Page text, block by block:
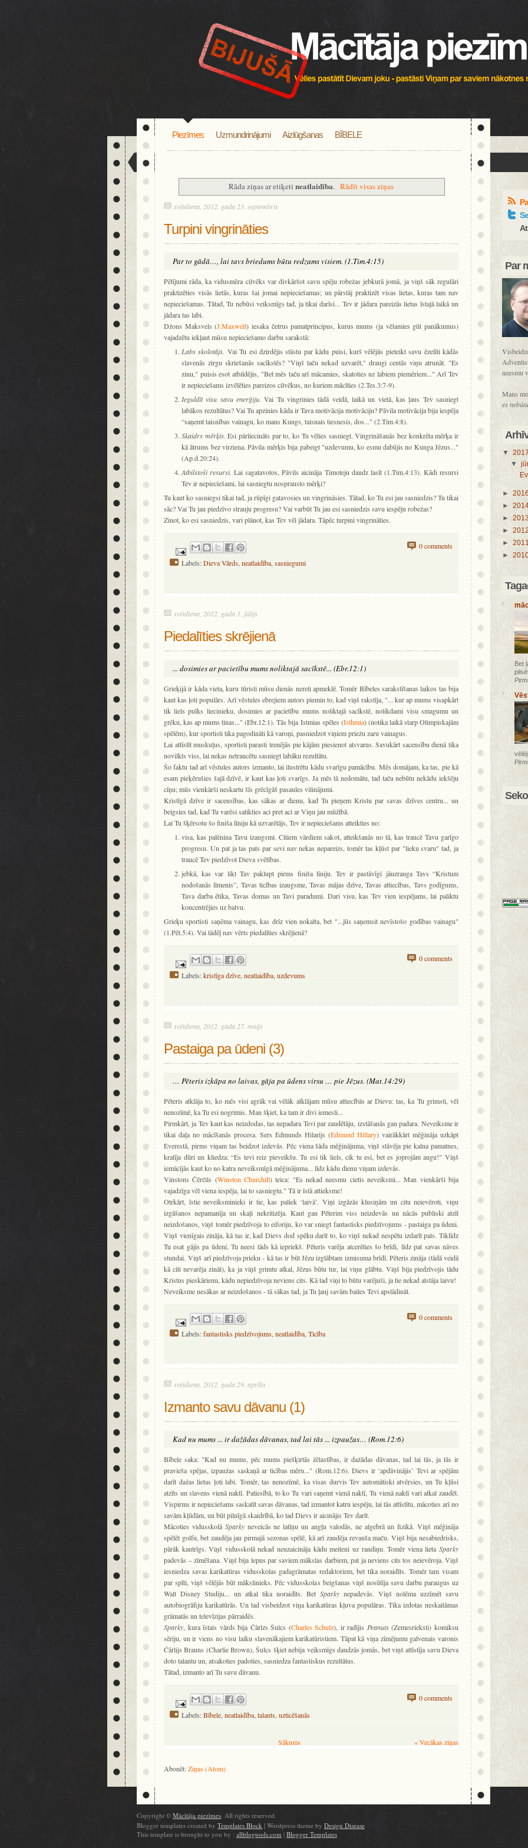
Piezīmes Uzmundrinājumi Aizlūgšanas BĪBELE
Rāda ziņas ar etiķetineatlaidība. Rādīt visas ziņas
svētdiena, 2012. gada 23. septembris
Turpini vingrināties
Par to gādā…, lai tavs briedums būtu redzams visiem. (1.Tim.4:15)
Pētījumi rāda, ka vidusmēra cilvēks var divkāršot savu spēju robežas jebkurā jomā, ja viņš sāk regulāri
praktizēties visās lietās, kuras šai jomai nepieciešamas; un pārstāj praktizēt visas lietas, kuras tam nav
nepieciešamas. Tātad, Tu nebūsi veiksmīgs tad, ja tikai darīsi... Tev ir jādara pareizās lietas īstajā laikā un
jādara tas labi.
Džons Maksvels (J.Maxwell) iesaka četrus pamatprincipus, kurus mums (ja vēlamies gūt panākumus)
vajadzētu iekļaut mūsu nepieciešamo darbu sarakstā:
Labs skolotājs. Vai Tu esi dzirdējis stāstu par kādu puisi, kurš vēlējās pieteikt savu ēzelīti kādās
slavenās zirgu skriešanās sacīkstēs? "Viņš taču nekad uzvarēt," draugi centās viņu atrunāt. "Es
zinu," puisis esot atbildējis, "Bet mēs taču arī mācamies, skatoties uz labiem piemēriem..." Arī Tev
ir nepieciešams izvēlēties pareizos cilvēkus, no kuriem mācīties (2.Tes.3:7-9).
Ieguldīt visu savu enerģiju. Vai Tu vingrinies tādā veidā, laikā un vietā, kas ļaus Tev sasniegt
labākos rezultātus? Vai Tu apzinies kāda ir Tava motivācija motivāciju? Pāvila motivācija bija iespēja
“saņemt taisnības vainagu, ko mans Kungs, taisnais tiesnesis, dos..." (2.Tim.4:8).
Skaidrs mērķis. Esi pārliecināts par to, ko Tu vēlies sasniegt. Vingrināšanās bez konkrēta mērķa ir
kā ātrums bez virziena. Pāvila mērķis bija pabeigt "uzdevumu, ko esmu dabūjis no Kunga Jēzus..."
(Ap.d.20:24).
Atbilstoši resursi. Lai sagatavotos, Pāvils aicināja Timoteju daudz lasīt (1.Tim.4:13). Kādi resursi
Tev ir nepieciešami, lai sasniegtu nosprausto mērķi?
Tu kaut ko sasniegsi tikai tad, ja rūpīgi gatavosies un vingrināsies. Tātad, ko Tu esi jau sasniedzis? Tu tikai
sāc? Vai Tu jau piedzīvo strauju progresu? Vai varbūt Tu jau esi sasniedzis savu iespēju robežas?
Zinot, ko esi sasniedzis, vari plānot, kas Tev vēl jādara. Tāpēc turpini vingrināties.
0 comments
Labels:Dieva Vārds neatlaidība sasniegumi
svētdiena, 2012. gada 1. jūlijs
Piedalīties skrējienā
... dosimies ar pacietību mums noliktajā sacīkstē... (Ebr.12:1)
Grieķijā ir kāda vieta, kuru tūristi mūsu dienās nereti apmeklē. Tomēr Bībeles sarakstīšanas laikos tas bija
kaut kas ļoti populārs. Arī vēstules ebrejiem autors piemin to, kad viņš rakstīja, "... kur ap mums visapkārt
tik liels pulks liecinieku, dosimies ar pacietību mums noliktajā sacīkstē, nolikdami visu smagumu un
grēku, kas ap mums tinas..." (Ebr.12:1). Tās bija Istmias spēles (Isthmia) (notika laikā starp Olimpiskajām
spēlēm), kur sportisti tika pagodināti kā varoņi, pasniedzot viņiem priežu zaru vainagus.
Lai attīstīt muskuļus, sportisti parasti trenējās pie kājām piesienot atsvarus. Savukārt sacensību dienā tika
novilkts viss, lai nekas netraucētu sasniegt labāku rezultātu.
Šo faktu tad arī vēstules autors izmanto, lai ilustrētu kādu svarīgu pamācību. Mēs domājam, ka tas, pie kā
esam pieķērušies šajā dzīvē, ir kaut kas ļoti svarīgs. Ja mēs tā nedomātu, tad taču nebūtu nekādu iekšēju
cīņu; mūs vienkārši neskartu šīs grēcīgāš pasaules vilinājumi.
Kristīgā dzīve ir sacensības, kas sākas ar dienu, kad Tu pieņem Kristu par savas dzīves centru... un
beigsies tad, kad Tu varēsi satikties aci pret aci ar Viņu jau mūžībā.
Lai Tu šķērsotu šo finiša līniju kā uzvarētājs, Tev ir nepieciešams atteikties no:
visa, kas palēnina Tavu izaugsmi. Citiem vārdiem sakot, atteikšanās no tā, kas traucē Tavu garīgo
progresu. Un pat ja tas pats par sevi nav nekas nepareizs, tomēr tas kļūst par "lieku svaru" tad, ja
traucē Tev piedzīvot Dieva svētības.
jebkā, kas var likt Tav paklupt pirms finiša līniju. Tev ir pastāvīgi jāuzrauga Tavs “Kristum
nodošanās līmenis”, Tavas ticības izaugsme, Tavas mājas dzīve, Tavas attiecības, Tavs godīgums,
Tava darba ētika, Tavas domas un Tavi paradumi. Dari visu, kas Tev vien iespējams, lai paliktu
koncentrējies uz balvu.
Grieķu sportisti saņēma vainagu, kas drīz vien nokalta, bet "...jūs saņemsit nevīstošo godības vainagu"
(1.Pēt.5:4). Vai tādēļ nav vērts piedalīties skrējienā?
0 comments
Labels:kristīga dzīve neatlaidība uzdevums
svētdiena, 2012. gada 27. maijs
Pastaiga pa ūdeni (3)
… Pēteris izkāpa no laivas, gāja pa ūdens virsu … pie Jēzus. (Mat.14:29)
Pēteris atklāja to, ko mēs visi agrāk vai vēlāk atklājam mūsu attiecībās ar Dievu: tas, ka Tu grimsti, vēl
nenozīmē, ka Tu esi nogrimis. Man šķiet, ka tam ir divi iemesli...
Pirmkārt, ja Tev kaut kas neizdodas, tas nepadara Tevi par zaudētāju, izstāšanās gan padara. Neveiksme ir
tikai daļa no mācīšanās procesa. Sers Edmunds Hilarijs (Edmund Hillary) vairākkārt mēģināja uzkāpt
Everestā, pirms viņam tas beidzot izdevās. Pēc viena šāda mēģinājuma, viņš stāvēja pie kalna pamatnes,
kratīja dūri un kliedza: “Es tevi reiz pieveikšu. Tu esi tik liels, cik tu esi, bet es joprojām augu!" Viņš
iemācījās kaut ko no katra neveiksmīgā mēģinājuma... līdz kādu dienu viņam izdevās.
Vinstons Čērčils (Winston Churchill) teica: "Es nekad neesmu cietis neveiksmi... Man vienkārši bija
vajadzīga vēl viena iespēja, lai to sasniegtu." Tā ir īstā attieksme!
Otrkārt, īstie neveiksminieki ir tie, kas paliek ‘laivā’. Viņi izgāzās klusiņām un citu neievēroti, viņu
izgāšanos nepamanīja un skaļi nekritizēja. Kaut gan Pēterim viss neizdevās un nācās publiski atzīt
neizdošanos, viņš tomēr piedzīvoja to eiforiju, ko var sniegt fantastisks piedzīvojums - pastaiga pa ūdeni.
Viņš vienīgais zināja, kā tas ir, kad Dievs dod spēku darīt to, ko viņš nekad nespētu izdarīt pats. Tiklīdz
Tu esat gājis pa ūdeni, Tu neesi tāds kā iepriekš. Pēteris varēja atcerēties šo brīdi, līdz pat savas nāves
stundai. Viņš arī piedzīvoja prieku - kā tas ir būt Jēzu izglābtam izmisuma brīdī. Pēteris zināja (tādā veidā
kā citi nevarēja zināt), ka ja viņš grimtu atkal, Jēzus būtu tur, lai viņu glābtu. Viņš bija piedzīvojis tādu
Kristus pieskārienu, kādu nepiedzīvoja neviens cits. Kā tad viņi to būtu varējuši, ja tie nekad atstāja laivu!
Neveiksme nesākas ar neizdošanos - tā sākas tad, ja Tu ļauj savām bailes Tevi apstādināt.
0 comments
Labels:fantastisks piedzīvojums,neatlaidība,Ticība
svētdiena, 2012. gada 29. aprīlis
Izmanto savu dāvanu (1)
Kad nu mums ... ir dažādas dāvanas, tad lai tās ... izpaužas… (Rom.12:6)
Bībele saka: "Kad nu mums, pēc mums piešķirtās žēlastības, ir dažādas dāvanas, tad lai tās, ja tās ir
pravieša spējas, izpaužas saskaņā ar ticības mēru..." (Rom.12:6). Dievs ir ‘apdāvinājis’ Tevi ar spējām
darīt dažas lietas ļoti labi. Tomēr, tas nenozīmē, ka visas durvis Tev automātiski atvērsies, un Tu kļūsi
atzīts un slavens vienā naktī. Patiesībā, to ko Tu vari saņemt vienā naktī, Tu vienā naktī vari atkal zaudēt.
Vispirms ir nepieciešams saskatīt savas dāvanas, tad izmantot katru iespēju, lai tās attīstītu, mācoties arī no
savām kļūdām, un būt pilnīgā skaidrībā, ko tad Dievs ir aicinājis Tev darīt.
Mācoties vidusskolā Sparkyneveicās ne latīņu un angļu valodās, ne algebrā un fizikā. Viņš mēģināja
spēlēt golfu, bet zaudēja jau pirmajā sezonas spēlē, kā arī zaudēja revanša maču. Viņš bija nesabiedrisks,
pārāk kautrīgs. Viņš vidusskolā nekad neuzaicināja kādu meiteni uz randiņu. Tomēr viena lieta Sparky
padevās – zīmēšana. Viņš bija lepns par saviem mākslas darbiem, pat ja neviens cits tos neievēroja. Viņš
iesniedza savas karikatūras vidusskolas gadagrāmatas redaktoriem, bet tika noraidīts. Tomēr tam visam
par spīti, viņš vēlējās būt mākslinieks. Pēc vidusskolas beigšanas viņš nosūtīja savu darbu paraugus uz
Walt Disney Studiju... un atkal tika noraidīts. Bet Sparky nepadevās. Viņš nolēma uzzīmēt savu
autobiogrāfiju karikatūrās. Un tad visbeidzot viņa karikatūras kļuva populāras. Tika izdotas neskaitāmas
grāmatās un televīzijas pārraidēs.
Sparky, kura īstais vārds bija Čārlzs Šulcs (Charles Schulz), ir radījis Peanuts(Zemesrieksti) komiksu
sēriju, un ir viens no visu laiku slavenākajiem karikatūristiem. Tāpat kā viņa zīmējumu galvenais varonis
Čārlijs Brauns (Charlie Brown), Šulcs šķiet nebija veiksmīgs daudzās jomās, bet viņš attīstīja savu Dieva
doto talantu un, atsakoties padoties, sasniedza fantastiskus rezultātus.
Tātad, izmanto arī Tu savu dāvanu.
0 comments
Labels:Bībele neatlaidība talants uzticēšanās
« Vecākas ziņas
Sākums
Abonēt:Ziņas (Atom)
Par
neesmu
Mans
es
▼
▼
►
►
►
►
►
►
Bet
Copyright © Mācītāja piezīmes. All rights reserved.
Blogger templates created by Templates Block | Wordpress theme by Design Disease
This template is brought to you by : allblogtools.com | Blogger Templates